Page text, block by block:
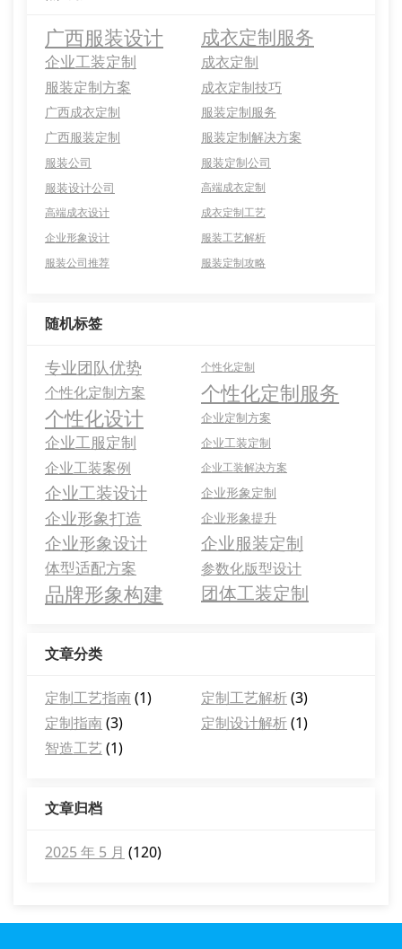
广西服装设计 成衣定制服务
企业工装定制 成衣定制
服装定制方案 成衣定制技巧
广西成衣定制
服装定制服务
广西服装定制
服装定制解决方案
服装公司
服装定制公司
服装设计公司
高端成衣定制
高端成衣设计
成衣定制工艺
企业形象设计
服装工艺解析
服装公司推荐
服装定制攻略
随机标签
专业团队优势 个性化定制
个性化定制方案
个性化定制服务
个性化设计
企业定制方案
企业工服定制 企业工装定制
企业工装案例 企业工装解决方案
企业工装设计 企业形象定制
企业形象打造 企业形象提升
企业形象设计 企业服装定制
体型适配方案 参数化版型设计
品牌形象构建 团体工装定制
文章分类
定制工艺指南(1) 定制工艺解析(3)
定制指南(3) 定制设计解析(1)
智造工艺(1)
文章归档
2025 年 5 月 (120)